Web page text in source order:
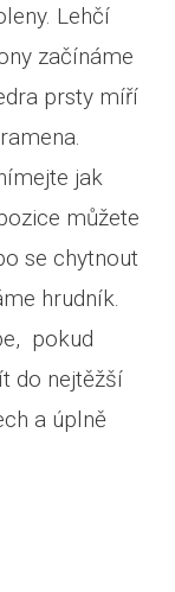
Lehčí
začínáme
prsty míří
jak
můžete
se chytnout
hrudník.
pokud
do nejtěžší
a úplně